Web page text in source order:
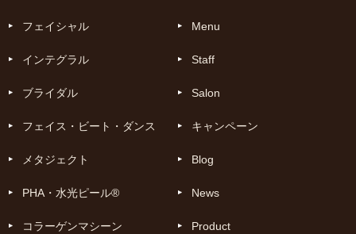
フェイシャル
インテグラル
ブライダル
フェイス・ビート・ダンス
メタジェクト
PHA・水光ピール®
コラーゲンマシーン
Menu
Staff
Salon
キャンペーン
Blog
News
Product